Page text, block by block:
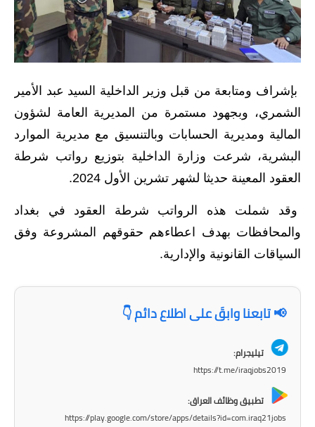
اخبار العراق
الاخبار السياسية
الاخبار الاقتصادية
الاخبار الرياضية
المدارس
اخبار وقرارات وزارة التربية
نتائج الامتحانات
المرحلة المتوسطة
بإشراف ومتابعة من قبل وزير الداخلية السيد عبد الأمير
الشمري، وبجهود مستمرة من المديرية العامة لشؤون
المالية ومديرية الحسابات وبالتنسيق مع مديرية الموارد
البشرية، شرعت وزارة الداخلية بتوزيع رواتب شرطة
العقود المعينة حديثا لشهر تشرين الأول 2024.
وقد شملت هذه الرواتب شرطة العقود في بغداد
والمحافظات بهدف اعطاءهم حقوقهم المشروعة وفق
السياقات القانونية والإدارية.
📢 تابعنا وابقَ على اطلاع دائم 👇
تيليجرام:
https://t.me/iraqjobs2019
تطبيق وظائف العراق:
https://play.google.com/store/apps/details?id=com.iraq21jobs